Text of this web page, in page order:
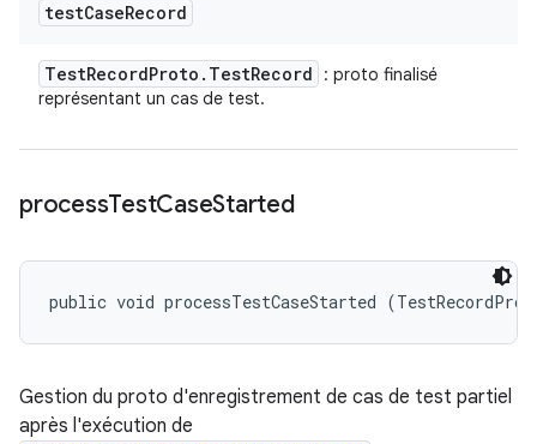
testCaseRecord
TestRecordProto . TestRecord
: proto finalisé
représentant un cas de test.
processTestCaseStarted
public void processTestCaseStarted
Gestion du proto d'enregistrement de cas de test partiel
après l'exécution de